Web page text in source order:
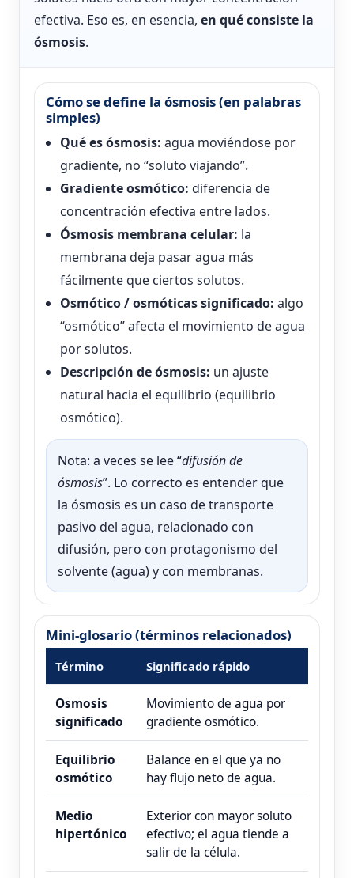
efectiva. Eso es, en esencia, en qué consiste la
ósmosis.
Cómo se define la ósmosis (en palabras
simples)
Qué es ósmosis: agua moviéndose por
gradiente, no “soluto viajando”.
Gradiente osmótico: diferencia de
concentración efectiva entre lados.
Ósmosis membrana celular: la
membrana deja pasar agua más
fácilmente que ciertos solutos.
Osmótico / osmóticas significado: algo
“osmótico” afecta el movimiento de agua
por solutos.
Descripción de ósmosis: un ajuste
natural hacia el equilibrio (equilibrio
osmótico).
Nota: a veces se lee “difusión de
ósmosis”. Lo correcto es entender que
la ósmosis es un caso de transporte
pasivo del agua, relacionado con
difusión, pero con protagonismo del
solvente (agua) y con membranas.
Mini-glosario (términos relacionados)
Término Significado rápido
Osmosis
significado
Movimiento de agua por
gradiente osmótico.
Equilibrio
osmótico
Balance en el que ya no
hay flujo neto de agua.
Medio
hipertónico
Exterior con mayor soluto
efectivo; el agua tiende a
salir de la célula.